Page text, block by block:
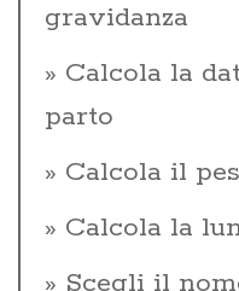
gravidanza
Calcola la
parto
Calcola il
Calcola la